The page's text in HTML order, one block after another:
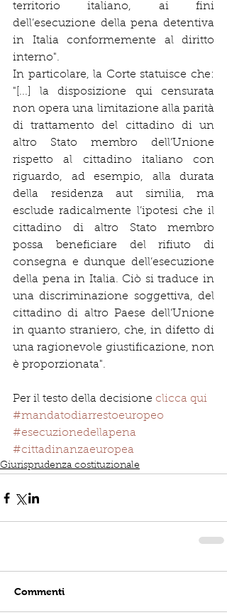
territorio italiano, ai fini
dell’esecuzione della pena detentiva
in Italia conformemente al diritto
interno".
In particolare, la Corte statuisce che:
"[...] la disposizione qui censurata
non opera una limitazione alla parità
di trattamento del cittadino di un
altro Stato membro dell’Unione
rispetto al cittadino italiano con
riguardo, ad esempio, alla durata
della residenza aut similia, ma
esclude radicalmente l’ipotesi che il
cittadino di altro Stato membro
possa beneficiare del rifiuto di
consegna e dunque dell’esecuzione
della pena in Italia. Ciò si traduce in
una discriminazione soggettiva, del
cittadino di altro Paese dell’Unione
in quanto straniero, che, in difetto di
una ragionevole giustificazione, non
è proporzionata".
Per il testo della decisione clicca qui
#mandatodiarrestoeuropeo
#esecuzionedellapena
#cittadinanzaeuropea
Giurisprudenza costituzionale
Commenti